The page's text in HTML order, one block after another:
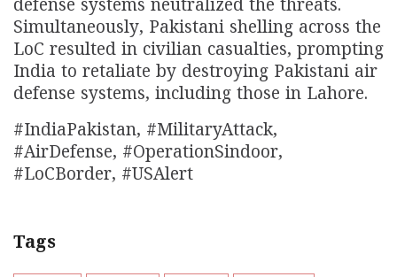
defense systems neutralized the threats.
Simultaneously, Pakistani shelling across the
LoC resulted in civilian casualties, prompting
India to retaliate by destroying Pakistani air
defense systems, including those in Lahore.
#IndiaPakistan, #MilitaryAttack,
#AirDefense, #OperationSindoor,
#LoCBorder, #USAlert
Tags